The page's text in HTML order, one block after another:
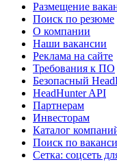
Размещение
Поиск по резюме
О компании
Наши вакансии
Реклама на сайте
Требования к ПО
Безопасный
HeadHunter API
Партнерам
Инвесторам
Каталог
Поиск по
Сетка: соцсеть